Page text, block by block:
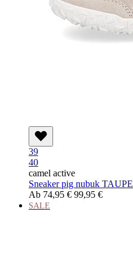
39
40
camel active
Sneaker pig nubuk TAUPE
Ab 74,95 € 99,95 €
SALE